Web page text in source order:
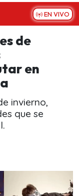
EN VIVO
de
en
invierno,
que se